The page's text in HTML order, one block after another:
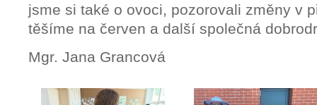
jsme si také o ovoci, pozorovali změny v
těšíme na červen a další společná
Mgr. Jana Grancová